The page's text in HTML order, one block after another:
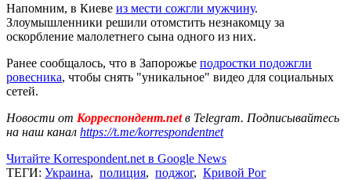
Напомним, в Киеве из мести сожгли мужчину.
Злоумышленники решили отомстить незнакомцу за
оскорбление малолетнего сына одного из них.
Ранее сообщалось, что в Запорожье подростки подожгли
ровесника, чтобы снять "уникальное" видео для социальных
сетей.
Новости от Корреспондент.netв Telegram. Подписывайтесь
на наш канал https://t.me/korrespondentnet
Читайте Korrespondent.net в Google News
ТЕГИ: Украина, полиция, поджог, Кривой Рог